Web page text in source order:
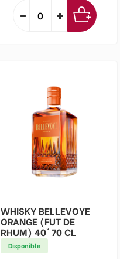
WHISKY BELLEVOYE
ORANGE (FUT DE
RHUM) 40° 70 CL
Disponible